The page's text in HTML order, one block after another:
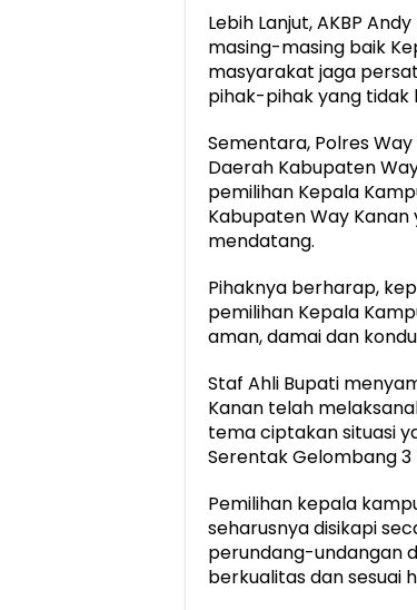
Lebih Lanjut, AKBP
masing-masing baik
masyarakat jaga
pihak-pihak yang tidak
Sementara, Polres
Daerah Kabupaten
pemilihan Kepala
Kabupaten Way
mendatang.
Pihaknya berharap,
pemilihan Kepala
aman, damai dan
Staf Ahli Bupati
Kanan telah
tema ciptakan situasi
Serentak Gelombang 3
Pemilihan kepala
seharusnya disikapi
perundang-undangan
berkualitas dan sesuai